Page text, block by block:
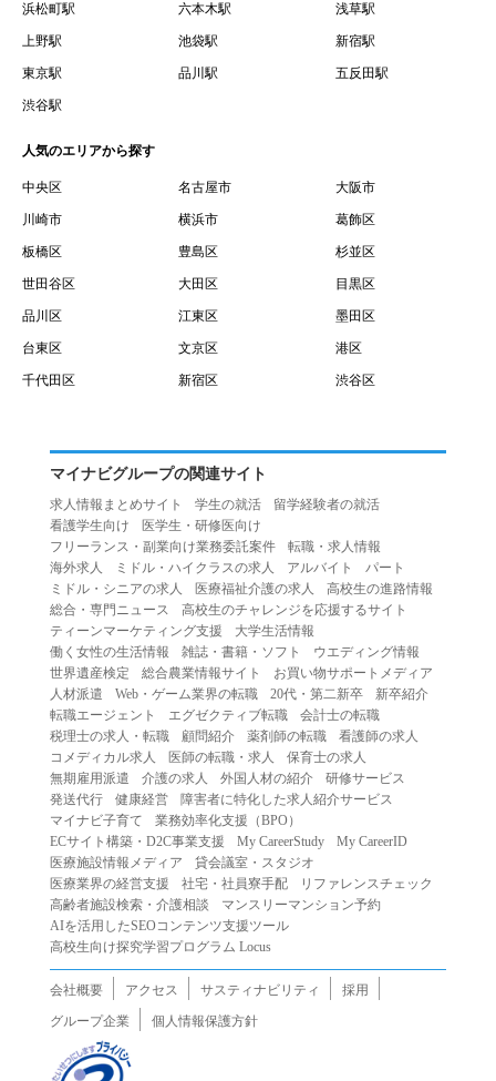
借契約書およびオプション注文書を意味します。
９.「契約期間開始日」とは、定期建物賃貸借契約（以下
「賃貸借契約」と言います）の開始日のことで、利用者の
賃借権が発生する日を意味します。
するために、選んだ物件を保留することを意味します。
１１.「予約情報」とは、物件を予約するために必要な当社
所定の情報を意味します。物件情報や期間、オプション等
１２.「キャンセル」とは、賃貸借契約締結後から契約期間
開始日前までに、利用者が賃貸借契約を解除することを意
味します。
１３.「中途解約」とは、賃貸借契約期間の途中で、利用者
１.利用者は、本サービスを利用する上で次の各号に定める
とします。
（１）重複、虚偽の情報、または自己以外の情報を登録す
る行為
（２）第三者になりすまして本サービスを利用する行為
（３）当社または第三者の著作権等の知的財産権、プライ
バシー、その他の権利を侵害する行為
（４）当社または第三者を誹謗中傷する行為
（５）当社または第三者に不利益を与える行為
（６）営利を目的とした行為
（７）政治・選挙・宗教活動またはそれらに類する行為
（８）本サービスの運営を妨害する行為
（９）法令違反、犯罪行為、または公序良俗に反する行為
（１０）暴力的な要求行為、または法的な責任を超えた不
当な要求行為
（１１）その他当社が不適切であると判断する行為
２.当社は、前項の定めに該当する行為を行った利用者に対
の提供を停止または中断することができるものとします。
第５条（免責）
１.当社は、本サービスの利用（これらに伴う当社または第
三者の情報提供行為等を含みます）により、利用者に生じ
浜松町駅 六本木駅 浅草駅
上野駅 池袋駅 新宿駅
東京駅 品川駅 五反田駅
渋谷駅
人気のエリアから探す
中央区 名古屋市 大阪市
川崎市 横浜市 葛飾区
板橋区 豊島区 杉並区
世田谷区 大田区 目黒区
品川区 江東区 墨田区
台東区 文京区 港区
千代田区 新宿区 渋谷区
マイナビグループの関連サイト
求人情報まとめサイト 学生の就活
留学経験者の就活
看護学生向け
医学生・研修医向け
フリーランス・副業向け業務委託案件
転職・求人情報
海外求人
ミドル・ハイクラスの求人 アルバイト
パート
ミドル・シニアの求人
医療福祉介護の求人
高校生の進路情報
総合・専門ニュース
高校生のチャレンジを応援するサイト
ティーンマーケティング支援
大学生活情報
働く女性の生活情報
雑誌・書籍・ソフト
ウエディング情報
世界遺産検定
総合農業情報サイト
お買い物サポートメディア
人材派遣
Web・ゲーム業界の転職 20代・第二新卒
新卒紹介
転職エージェント
エグゼクティブ転職
会計士の転職
税理士の求人・転職
顧問紹介 薬剤師の転職
看護師の求人
コメディカル求人
医師の転職・求人
保育士の求人
無期雇用派遣
介護の求人 外国人材の紹介
研修サービス
発送代行
健康経営
障害者に特化した求人紹介サービス
マイナビ子育て
業務効率化支援（BPO）
ECサイト構築・D2C事業支援
My CareerStudy
My CareerID
医療施設情報メディア
貸会議室・スタジオ
医療業界の経営支援
社宅・社員寮手配
リファレンスチェック
高齢者施設検索・介護相談
マンスリーマンション予約
AIを活用したSEOコンテンツ支援ツール
高校生向け探究学習プログラム Locus
会社概要 アクセス サスティナビリティ
採用
グループ企業
個人情報保護方針